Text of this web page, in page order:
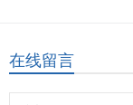
在线留言